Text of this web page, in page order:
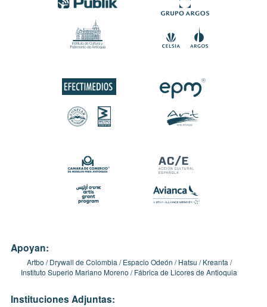
Apoyan:
Artbo Drywall de Colombia Espacio Odeón Hatsu
Kreanta
Instituto Superio Mariano Moreno
Fábrica de Licores de Antioquia
Instituciones Adjuntas: